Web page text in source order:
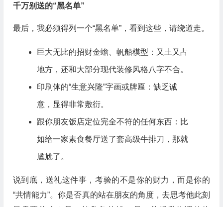
千万别送的“黑名单”
最后，我必须得列一个“黑名单”，看到这些，请绕道走。
巨大无比的招财金蟾、帆船模型：又土又占
地方，还和大部分现代装修风格八字不合。
印刷体的“生意兴隆”字画或牌匾：缺乏诚
意，显得非常敷衍。
跟你朋友饭店定位完全不符的任何东西：比
如给一家素食餐厅送了套高级牛排刀，那就
尴尬了。
说到底，送礼这件事，考验的不是你的财力，而是你的
“共情能力”。你是否真的站在朋友的角度，去思考他此刻